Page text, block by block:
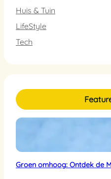
Huis & Tuin
LifeStyle
Tech
Groen omhoog: Ontdek de